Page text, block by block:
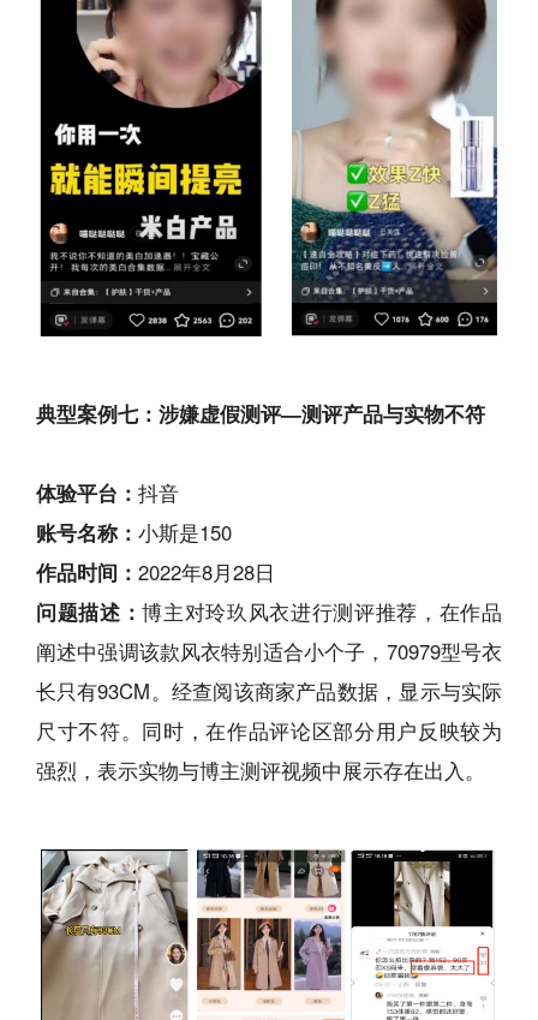
典型案例七：涉嫌虚假测评—测评产品与实物不符
体验平台： 抖音
账号名称： 小斯是150
作品时间： 2022年8月28日
问题描述：博主对玲玖风衣进行测评推荐，在作品
阐述中强调该款风衣特别适合小个子，70979型号衣
长只有93CM。经查阅该商家产品数据，显示与实际
尺寸不符。同时，在作品评论区部分用户反映较为
强烈，表示实物与博主测评视频中展示存在出入。